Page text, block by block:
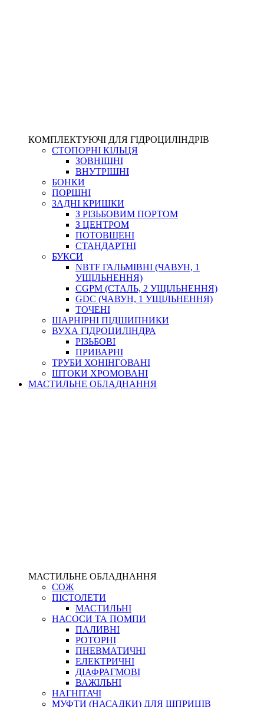
КОМПЛЕКТУЮЧІ ДЛЯ ГІДРОЦИЛІНДРІВ
СТОПОРНІ КІЛЬЦЯ
ЗОВНІШНІ
ВНУТРІШНІ
БОНКИ
ПОРШНІ
ЗАДНІ КРИШКИ
З РІЗЬБОВИМ ПОРТОМ
З ЦЕНТРОМ
ПОТОВЩЕНІ
СТАНДАРТНІ
БУКСИ
NBTF ГАЛЬМІВНІ (ЧАВУН, 1
УЩІЛЬНЕННЯ)
CGPM (СТАЛЬ, 2 УЩІЛЬНЕННЯ)
GDC (ЧАВУН, 1 УЩІЛЬНЕННЯ)
ТОЧЕНІ
ШАРНІРНІ ПІДШИПНИКИ
ВУХА ГІДРОЦИЛІНДРА
РІЗЬБОВІ
ПРИВАРНІ
ТРУБИ ХОНІНГОВАНІ
ШТОКИ ХРОМОВАНІ
МАСТИЛЬНЕ ОБЛАДНАННЯ
МАСТИЛЬНЕ ОБЛАДНАННЯ
СОЖ
ПІСТОЛЕТИ
МАСТИЛЬНІ
НАСОСИ ТА ПОМПИ
ПАЛИВНІ
РОТОРНІ
ПНЕВМАТИЧНІ
ЕЛЕКТРИЧНІ
ДІАФРАГМОВІ
ВАЖІЛЬНІ
НАГНІТАЧІ
МУФТИ (НАСАДКИ) ДЛЯ ШПРИЦІВ